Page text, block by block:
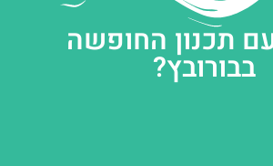
תכנון החופשה
בבורובץ?